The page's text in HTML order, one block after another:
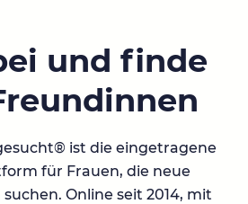
und finde
ist die eingetragene
für Frauen, die neue
Online seit 2014, mit